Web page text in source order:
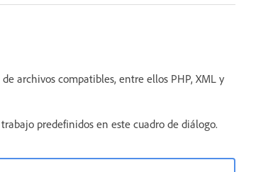
archivos compatibles, entre ellos PHP, XML y
predefinidos en este cuadro de diálogo.